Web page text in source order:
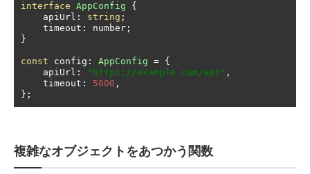
interface AppConfig
{
    apiUrl
: string ;
    timeout
: number ;
}
const config : AppConfig = {
    apiUrl
: "https://example.com/api" ,
    timeout
: 5000 ,
};
複雑なオブジェクトをあつかう関数